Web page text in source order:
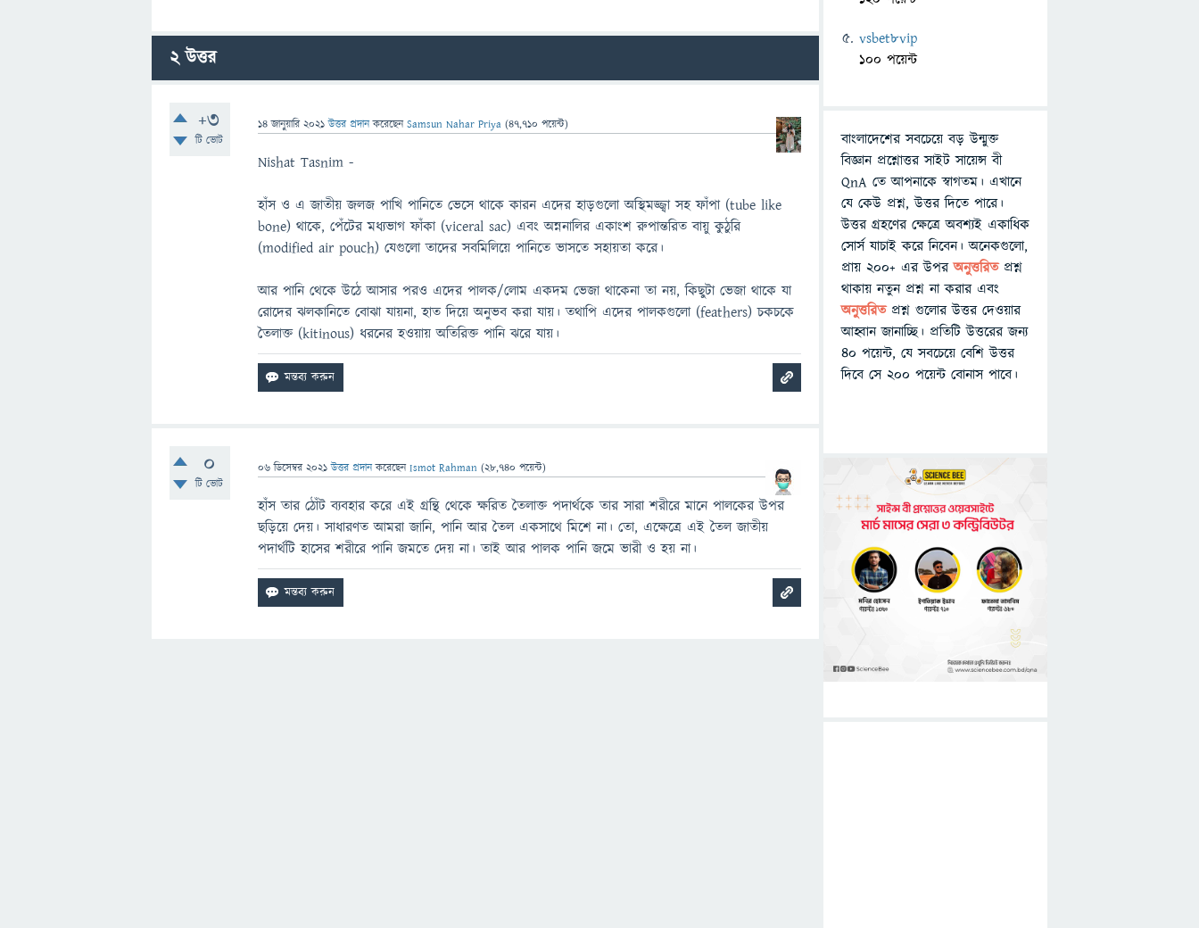
2উত্তর
+3
টি ভোট
14 জানুয়ারি 2021 উত্তর প্রদান করেছেনSamsun Nahar Priya (47,710 পয়েন্ট)
Nishat Tasnim -
হাঁস ও এ জাতীয় জলজ পাখি পানিতে ভেসে থাকে কারন এদের হাড়গুলো অস্থিমজ্জ্বা সহ ফাঁপা (tube like
bone) থাকে, পেঁটের মধ্যভাগ ফাঁকা (viceral sac) এবং অন্ননালির একাংশ রুপান্তরিত বায়ু কুঠুরি
(modified air pouch) যেগুলো তাদের সবমিলিয়ে পানিতে ভাসতে সহায়তা করে।
আর পানি থেকে উঠে আসার পরও এদের পালক/লোম একদম ভেজা থাকেনা তা নয়, কিছুটা ভেজা থাকে যা
রোদের ঝলকানিতে বোঝা যায়না, হাত দিয়ে অনুভব করা যায়। তথাপি এদের পালকগুলো (feathers) চকচকে
তৈলাক্ত (kitinous) ধরনের হওয়ায় অতিরিক্ত পানি ঝরে যায়।
0
টি ভোট
06 ডিসেম্বর 2021 উত্তর প্রদান করেছেনIsmot Rahman (28,740 পয়েন্ট)
হাঁস তার ঠোঁট ব্যবহার করে এই গ্রন্থি থেকে ক্ষরিত তৈলাক্ত পদার্থকে তার সারা শরীরে মানে পালকের উপর
ছড়িয়ে দেয়। সাধারণত আমরা জানি, পানি আর তৈল একসাথে মিশে না। তো, এক্ষেত্রে এই তৈল জাতীয়
পদার্থটি হাসের শরীরে পানি জমতে দেয় না। তাই আর পালক পানি জমে ভারী ও হয় না।
vsbet8vip
100 পয়েন্ট
বাংলাদেশের সবচেয়ে বড় উন্মুক্ত
বিজ্ঞান প্রশ্নোত্তর সাইট সায়েন্স বী
QnA তে আপনাকে স্বাগতম। এখানে
যে কেউ প্রশ্ন, উত্তর দিতে পারে।
উত্তর গ্রহণের ক্ষেত্রে অবশ্যই একাধিক
সোর্স যাচাই করে নিবেন। অনেকগুলো,
প্রায় ২০০+ এর উপরঅনুত্তরিতপ্রশ্ন
থাকায় নতুন প্রশ্ন না করার এবং
অনুত্তরিত প্রশ্ন গুলোর উত্তর দেওয়ার
আহ্বান জানাচ্ছি। প্রতিটি উত্তরের জন্য
৪০ পয়েন্ট, যে সবচেয়ে বেশি উত্তর
দিবে সে ২০০ পয়েন্ট বোনাস পাবে।